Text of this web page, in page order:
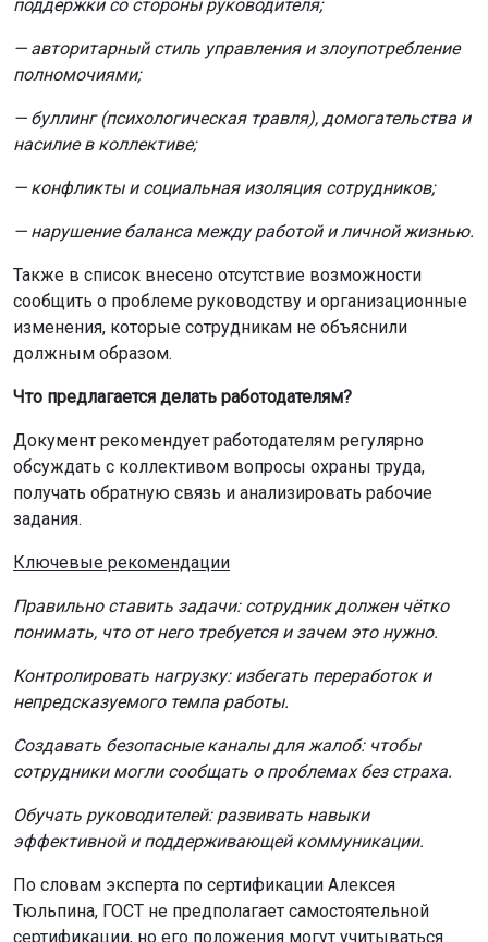
поддержки со стороны руководителя;
— авторитарный стиль управления и злоупотребление
полномочиями;
— буллинг (психологическая травля), домогательства и
насилие в коллективе;
— конфликты и социальная изоляция сотрудников;
— нарушение баланса между работой и личной жизнью.
Также в список внесено отсутствие возможности
сообщить о проблеме руководству и организационные
изменения, которые сотрудникам не объяснили
должным образом.
Что предлагается делать работодателям?
Документ рекомендует работодателям регулярно
обсуждать с коллективом вопросы охраны труда,
получать обратную связь и анализировать рабочие
задания.
Ключевые рекомендации
Правильно ставить задачи: сотрудник должен чётко
понимать, что от него требуется и зачем это нужно.
Контролировать нагрузку: избегать переработок и
непредсказуемого темпа работы.
Создавать безопасные каналы для жалоб: чтобы
сотрудники могли сообщать о проблемах без страха.
Обучать руководителей: развивать навыки
эффективной и поддерживающей коммуникации.
По словам эксперта по сертификации Алексея
Тюльпина, ГОСТ не предполагает самостоятельной
сертификации, но его положения могут учитываться